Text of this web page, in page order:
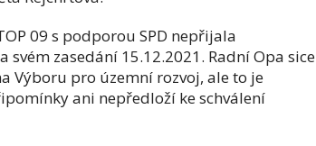
09 s podporou SPD nepřijala
zasedání 15.12.2021. Radní Opa sice
pro územní rozvoj, ale to je
ani nepředloží ke schválení